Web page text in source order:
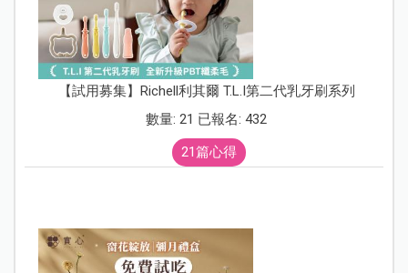
【試用募集】Richell利其爾 T.L.I第二代乳牙刷系列
數量: 21 已報名: 432
21篇心得